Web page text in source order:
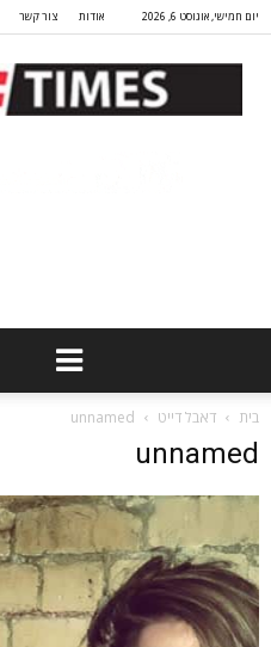
יום חמישי, אוגוסט 6, 2026 אודות צור קשר
בית דאבל דייט unnamed
unnamed